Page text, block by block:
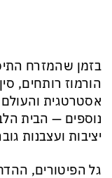
בזמן שהמזרח
הורמוז רותחים,
אסטרטגית
נוספים — הבית
יציבות ועצבנות
גל הפיטורים,